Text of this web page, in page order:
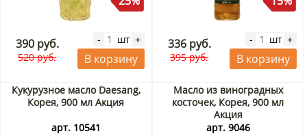
390 руб.
520 руб.
- шт +
В корзину
336 руб.
395 руб.
- шт +
В корзину
Кукурузное масло Daesang,
Корея, 900 мл Акция
арт. 10541
Масло из виноградных
косточек, Корея, 900 мл
Акция
арт. 9046